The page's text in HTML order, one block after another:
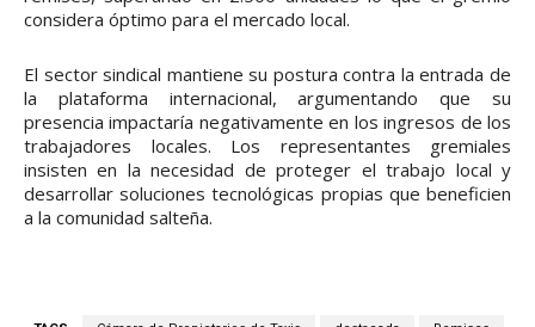
considera óptimo para el mercado local.
El sector sindical mantiene su postura contra la entrada de
la plataforma internacional, argumentando que su
presencia impactaría negativamente en los ingresos de los
trabajadores locales. Los representantes gremiales
insisten en la necesidad de proteger el trabajo local y
desarrollar soluciones tecnológicas propias que beneficien
a la comunidad salteña.